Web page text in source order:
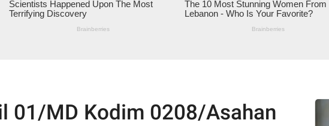
01/MD Kodim 0208/Asahan